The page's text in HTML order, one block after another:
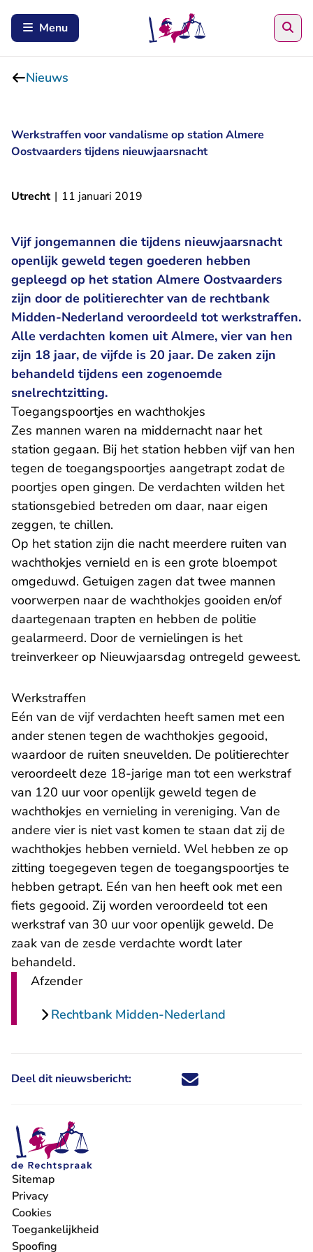
Menu
Nieuws
Werkstraffen voor vandalisme op station Almere
Oostvaarders tijdens nieuwjaarsnacht
Utrecht | 11 januari 2019
Vijf jongemannen die tijdens nieuwjaarsnacht
openlijk geweld tegen goederen hebben
gepleegd op het station Almere Oostvaarders
zijn door de politierechter van de rechtbank
Midden-Nederland veroordeeld tot werkstraffen.
Alle verdachten komen uit Almere, vier van hen
zijn 18 jaar, de vijfde is 20 jaar. De zaken zijn
behandeld tijdens een zogenoemde
snelrechtzitting.
Toegangspoortjes en wachthokjes
Zes mannen waren na middernacht naar het
station gegaan. Bij het station hebben vijf van hen
tegen de toegangspoortjes aangetrapt zodat de
poortjes open gingen. De verdachten wilden het
stationsgebied betreden om daar, naar eigen
zeggen, te chillen.
Op het station zijn die nacht meerdere ruiten van
wachthokjes vernield en is een grote bloempot
omgeduwd. Getuigen zagen dat twee mannen
voorwerpen naar de wachthokjes gooiden en/of
daartegenaan trapten en hebben de politie
gealarmeerd. Door de vernielingen is het
treinverkeer op Nieuwjaarsdag ontregeld geweest.
Werkstraffen
Eén van de vijf verdachten heeft samen met een
ander stenen tegen de wachthokjes gegooid,
waardoor de ruiten sneuvelden. De politierechter
veroordeelt deze 18-jarige man tot een werkstraf
van 120 uur voor openlijk geweld tegen de
wachthokjes en vernieling in vereniging. Van de
andere vier is niet vast komen te staan dat zij de
wachthokjes hebben vernield. Wel hebben ze op
zitting toegegeven tegen de toegangspoortjes te
hebben getrapt. Eén van hen heeft ook met een
fiets gegooid. Zij worden veroordeeld tot een
werkstraf van 30 uur voor openlijk geweld. De
zaak van de zesde verdachte wordt later
behandeld.
Afzender
Rechtbank Midden-Nederland
Deel dit nieuwsbericht: Deel dit nieuwsbericht via X -
Deel dit nieuwsbericht via
Deel dit nieuwsbericht
Deel dit
Sitemap
Privacy
Cookies
Toegankelijkheid
Spoofing